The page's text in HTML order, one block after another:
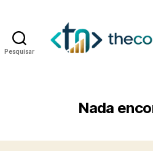
Pesquisar
Nada